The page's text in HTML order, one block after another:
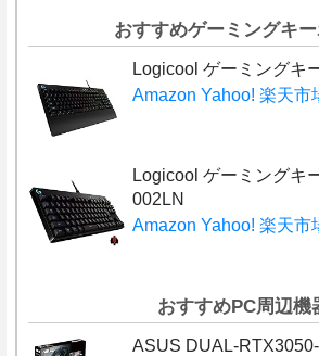
おすすめゲーミングキ
Logicool ゲーミングキ
Amazon Yahoo! 楽天市
Logicool ゲーミングキ
002LN
Amazon Yahoo! 楽天市
おすすめPC周辺機
ASUS DUAL-